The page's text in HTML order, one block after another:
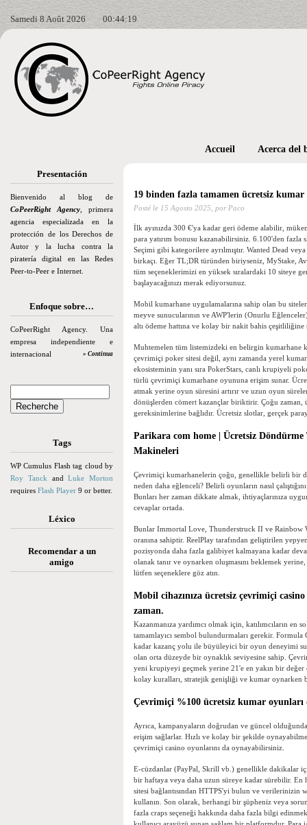
Samedi 8 Août 2026 00:44:20
Presentación
Bienvenido al blog de
CoPeerRight Agency , primera
agencia especializada en la
protección de los Derechos de
Autor y la lucha contra la
piratería digital en las Redes
Peer-to-Peer e Internet.
Enfoque sobre…
CoPeerRight Agency. Una
empresa independiente e
internacional
» Continua
Tags
WP Cumulus Flash tag cloud by
Roy Tanck andLuke Morton
requires Flash Player 9 or better.
Léxico
Recomendar a un
amigo
Accueil Acerca del
19 binden fazla tamamen ücretsiz
Posté le 15 Agosto 2025, por Paco
İlk ayınızda 300 €'ya kadar geri ödeme alabilir,
para yatırım bonusu kazanabilirsiniz. 6.100'den
Seçimi gibi kategorilere ayrılmıştır. Wanted Dead
birkaçı. Eğer TL;DR türünden biriyseniz, MyStake,
tüm seçeneklerimizi en yüksek sıralardaki 10 siteye
başlayacağınızı merak ediyorsunuz.
Mobil kumarhane uygulamalarına sahip olan bu
meyve sunucularının ve AWP'lerin (Onurlu
altı ödeme hattına ve kolay bir nakit bahis çeşitliliğine
Muhtemelen tüm listemizdeki en belirgin kumarhane
çevrimiçi poker sitesi değil, aynı zamanda yerel
ekosisteminin yanı sıra PokerStars, canlı krupiyeli
türlü çevrimiçi kumarhane oyununa erişim sunar.
atmak yerine oyun süresini artırır ve uzun oyun
dönüşlerden cömert kazançlar biriktirir. Çoğu zaman,
gereksinimlerine bağlıdır. Ücretsiz slotlar, gerçek
Parikara com home | Ücretsiz
Makineleri
Çevrimiçi kumarhanelerin çoğu, genellikle belirli bir
neden daha eğlenceli? Belirli oyunların nasıl
Bunları her zaman dikkate almak, ihtiyaçlarınıza
cevaplar ortada.
Bunlar Immortal Love, Thunderstruck II ve Rainbow
oranına sahiptir. ReelPlay tarafından geliştirilen
pozisyonda daha fazla galibiyet kalmayana kadar
olanak tanır ve oynarken oluşmasını beklemek
lütfen seçeneklere göz atın.
Mobil cihazınıza ücretsiz çevrimiçi
zaman.
Kazanmanıza yardımcı olmak için, katılımcıların
tamamlayıcı sembol bulundurmaları gerekir.
kadar kazanç yolu ile büyüleyici bir oyun deneyimi
olan orta düzeyde bir oynaklık seviyesine sahip.
yeni krupiyeyi geçmek yerine 21'e en yakın bir değer
kolay kuralları, stratejik genişliği ve kumar
Çevrimiçi %100 ücretsiz kumar oyunları
Ayrıca, kampanyaların doğrudan ve güncel
erişim sağlarlar. Hızlı ve kolay bir şekilde
çevrimiçi casino oyunlarını da oynayabilirsiniz.
E-cüzdanlar (PayPal, Skrill vb.) genellikle dakikalar
bir haftaya veya daha uzun süreye kadar sürebilir. En
sitesi bağlantısından HTTPS'yi bulun ve verilerinizin
kullanın. Son olarak, herhangi bir şüpheniz veya
fazla craps seçeneği hakkında daha fazla bilgi